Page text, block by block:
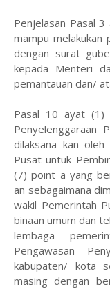
Penjelasan Pasal
mampu melakukan
dengan surat
kepada Menteri
pemantauan dan/
Pasal 10 ayat (1)
Penyelenggaraan
dilaksana kan
Pusat untuk
(7) point a yang
an sebagaimana
wakil Pemerintah
binaan umum dan
lembaga
Pengawasan
kabupaten/ kota
masing dengan